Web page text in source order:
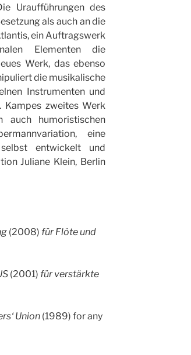
Uraufführungen des
als auch an die
ein Auftragswerk
Elementen die
Werk, das ebenso
die musikalische
Instrumenten und
Kampes zweites Werk
humoristischen
eine
entwickelt und
Juliane Klein, Berlin
(2008) für Flöte und
(2001) für verstärkte
Union (1989) for any